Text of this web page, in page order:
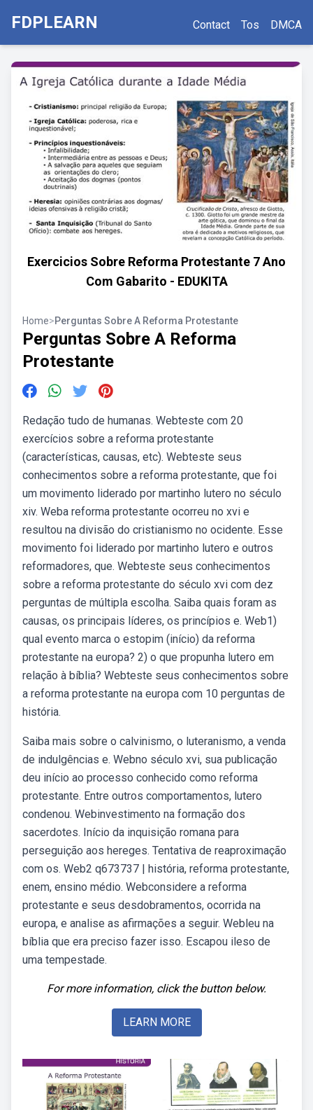
FDPLEARN Contact Tos DMCA
Exercicios Sobre Reforma Protestante 7 Ano
Com Gabarito - EDUKITA
Home>Perguntas Sobre A Reforma Protestante
Perguntas Sobre A Reforma
Protestante
Redação tudo de humanas. Webteste com 20
exercícios sobre a reforma protestante
(características, causas, etc). Webteste seus
conhecimentos sobre a reforma protestante, que foi
um movimento liderado por martinho lutero no século
xiv. Weba reforma protestante ocorreu no xvi e
resultou na divisão do cristianismo no ocidente. Esse
movimento foi liderado por martinho lutero e outros
reformadores, que. Webteste seus conhecimentos
sobre a reforma protestante do século xvi com dez
perguntas de múltipla escolha. Saiba quais foram as
causas, os principais líderes, os princípios e. Web1)
qual evento marca o estopim (início) da reforma
protestante na europa? 2) o que propunha lutero em
relação à bíblia? Webteste seus conhecimentos sobre
a reforma protestante na europa com 10 perguntas de
história.
Saiba mais sobre o calvinismo, o luteranismo, a venda
de indulgências e. Webno século xvi, sua publicação
deu início ao processo conhecido como reforma
protestante. Entre outros comportamentos, lutero
condenou. Webinvestimento na formação dos
sacerdotes. Início da inquisição romana para
perseguição aos hereges. Tentativa de reaproximação
com os. Web2 q673737 | história, reforma protestante,
enem, ensino médio. Webconsidere a reforma
protestante e seus desdobramentos, ocorrida na
europa, e analise as afirmações a seguir. Webleu na
bíblia que era preciso fazer isso. Escapou ileso de
uma tempestade.
For more information, click the button below.
LEARN MORE